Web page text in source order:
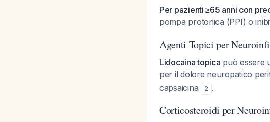
Per pazienti ≥65 anni con
pompa protonica (PPI) o
Agenti Topici per
Lidocaina topica può essere
per il dolore neuropatico
capsaicina
2 .
Corticosteroidi per